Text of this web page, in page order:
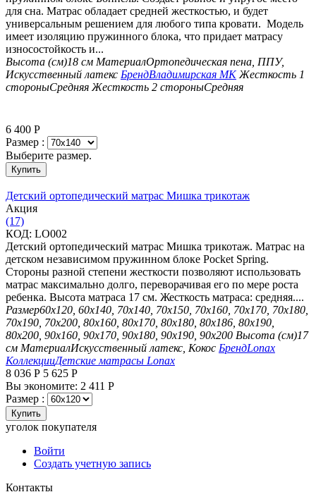
для сна. Матрас обладает средней жесткостью, и будет
универсальным решением для любого типа кровати. Модель
имеет изоляцию пружинного блока, что придает матрасу
износостойкость и...
Высота (см)18 см МатериалОртопедическая пена, ППУ,
Искусственный латекс БрендВладимирская МК Жесткость 1
стороныСредняя Жесткость 2 стороныСредняя
6 400 Р
Размер :
Выберите размер.
Купить
Детский ортопедический матрас Мишка трикотаж
Aкция
(17)
КОД: LO002
Детский ортопедический матрас Мишка трикотаж. Матрас на
детском независимом пружинном блоке Pocket Spring.
Стороны разной степени жесткости позволяют использовать
матрас максимально долго, переворачивая его по мере роста
ребенка. Высота матраса 17 см. Жесткость матраса: средняя....
Размер60х120, 60х140, 70х140, 70х150, 70х160, 70х170, 70х180,
70х190, 70х200, 80х160, 80х170, 80х180, 80х186, 80х190,
80х200, 90х160, 90х170, 90х180, 90х190, 90х200 Высота (см)17
см МатериалИскусственный латекс, Кокос БрендLonax
КоллекцииДетские матрасы Lonax
8 036 Р 5 625 Р
Вы экономите: 2 411 Р
Размер :
Купить
уголок покупателя
Войти
Создать учетную запись
Контакты